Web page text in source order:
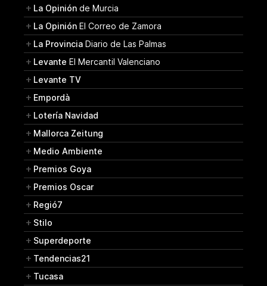
La Opinión de Murcia
La Opinión El Correo de Zamora
La Provincia Diario de Las Palmas
Levante El Mercantil Valenciano
Levante TV
Empordà
Lotería Navidad
Mallorca Zeitung
Medio Ambiente
Premios Goya
Premios Oscar
Regió7
Stilo
Superdeporte
Tendencias21
Tucasa